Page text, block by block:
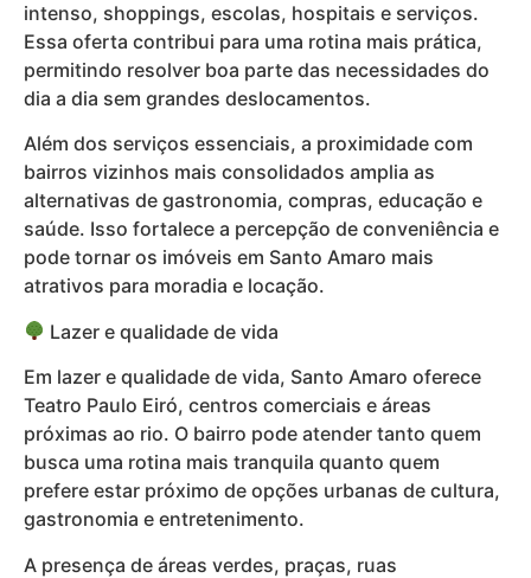
intenso, shoppings, escolas, hospitais e serviços.
Essa oferta contribui para uma rotina mais prática,
permitindo resolver boa parte das necessidades do
dia a dia sem grandes deslocamentos.
Além dos serviços essenciais, a proximidade com
bairros vizinhos mais consolidados amplia as
alternativas de gastronomia, compras, educação e
saúde. Isso fortalece a percepção de conveniência e
pode tornar os imóveis em Santo Amaro mais
atrativos para moradia e locação.
Lazer e qualidade de vida
Em lazer e qualidade de vida, Santo Amaro oferece
Teatro Paulo Eiró, centros comerciais e áreas
próximas ao rio. O bairro pode atender tanto quem
busca uma rotina mais tranquila quanto quem
prefere estar próximo de opções urbanas de cultura,
gastronomia e entretenimento.
A presença de áreas verdes, praças, ruas